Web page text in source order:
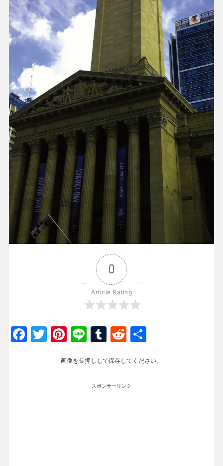
0
Article Rating
Facebook
Twitter
Pinterest
LineTumblr
Reddit
画像を長押しして保存してください。
スポンサーリンク